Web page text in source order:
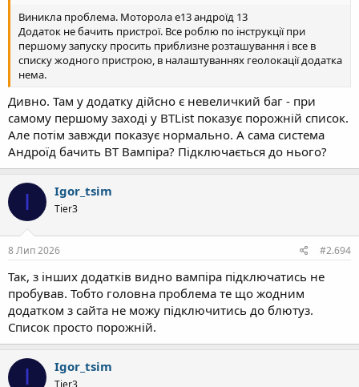
Виникла проблема. Моторола е13 андроїд 13
Додаток не бачить пристрої. Все роблю по інструкції при
першому запуску просить приблизне розташування і все в
списку жодного пристрою, в налаштуваннях геолокації додатка
нема.
Дивно. Там у додатку дійсно є невеличкий баг - при
самому першому заході у BTList показує порожній список.
Але потім завжди показує нормально. А сама система
Андроїд бачить BT Вампіра? Підключається до нього?
I Igor_tsim
Tier3
8 Лип 2026 #2.694
Так, з інших додатків видно вампіра підключатись не
пробував. Тобто головна проблема те що жодним
додатком з сайта не можу підключитись до блютуз.
Список просто порожній.
I Igor_tsim
Tier3